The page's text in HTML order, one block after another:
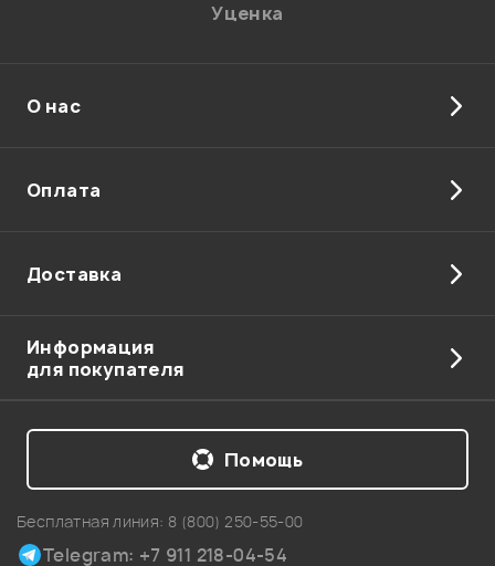
Отправить
Уценка
О нас
Оплата
Доставка
Информация
для покупателя
Бесплатная линия: 8 (800) 250-55-00
Telegram: +7 911 218-04-54
Помощь